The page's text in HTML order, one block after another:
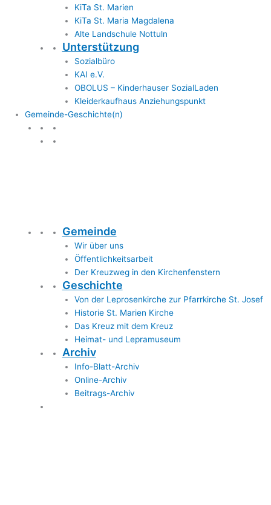
KiTa St. Marien
KiTa St. Maria Magdalena
Alte Landschule Nottuln
Unterstützung
Sozialbüro
KAI e.V.
OBOLUS – Kinderhauser SozialLaden
Kleiderkaufhaus Anziehungspunkt
Gemeinde-Geschichte(n)
Gemeinde
Wir über uns
Öffentlichkeitsarbeit
Der Kreuzweg in den Kirchenfenstern
Geschichte
Von der Leprosenkirche zur Pfarrkirche St. Josef
Historie St. Marien Kirche
Das Kreuz mit dem Kreuz
Heimat- und Lepramuseum
Archiv
Info-Blatt-Archiv
Online-Archiv
Beitrags-Archiv